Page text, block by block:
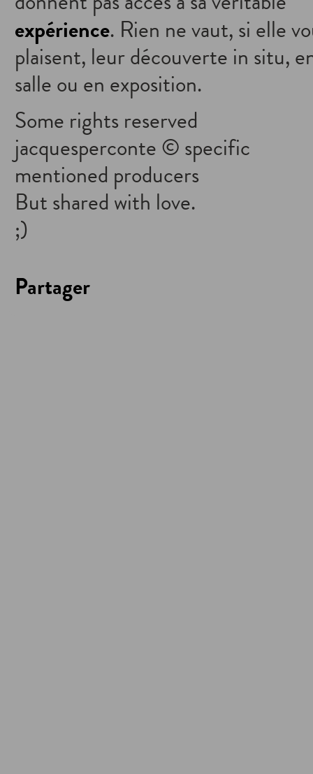
expérience. Rien ne vaut, si elle
plaisent, leur découverte in situ,
salle ou en exposition.
Some rights reserved
jacquesperconte © specific
mentioned producers
But shared with love.
;)
Partager